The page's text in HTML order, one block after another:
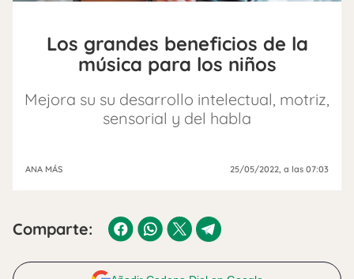
Los grandes beneficios de la
música para los niños
Mejora su su desarrollo intelectual, motriz,
sensorial y del habla
ANA MÁS 25/05/2022, a las 07:03
Comparte: